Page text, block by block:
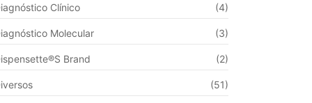
Clínico (4)
Molecular (3)
Brand (2)
(51)